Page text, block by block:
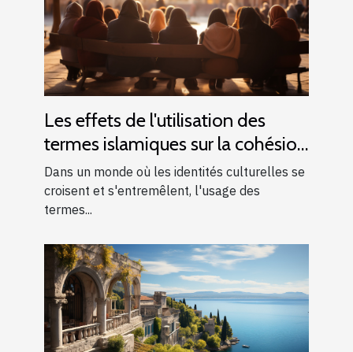
Les effets de l'utilisation des
termes islamiques sur la cohésion
sociale dans les communautés
multiculturelles
Dans un monde où les identités culturelles se
croisent et s'entremêlent, l'usage des
termes...